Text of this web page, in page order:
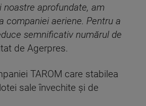
aprofundate, am
companiei aeriene. Pentru a
semnificativ numărul de
de Agerpres.
TAROM care stabilea
sale învechite şi de